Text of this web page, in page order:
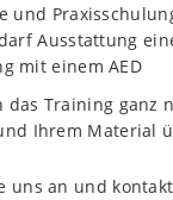
und
Ausstattung
mit einem AED
das Training ganz
Ihrem Material
uns an und